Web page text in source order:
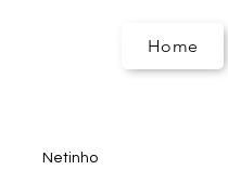
A
Home
Netinho